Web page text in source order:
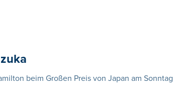
beim Großen Preis von Japan am Sonntag